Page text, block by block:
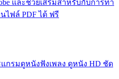
และช่วยเสริมสำหรับกับการทำ
ไฟล์ PDF ได้ ฟรี
แกรมดูหนังฟังเพลง ดูหนัง HD ชัด